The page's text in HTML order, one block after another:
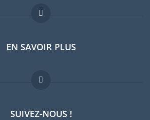
Forum expatriés
Guides pays
Offres d'emploi
EN SAVOIR PLUS
FAQ
Experts
SUIVEZ-NOUS !